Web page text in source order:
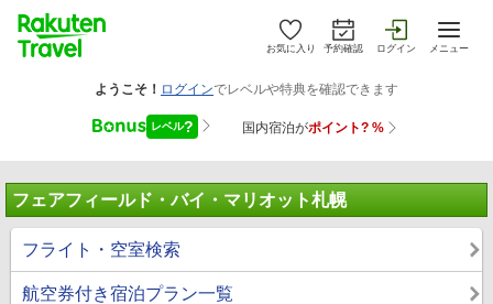
お気に入り 予約確認 ログイン メニュー
フェアフィールド・バイ・マリオット札幌
フライト・空室検索
航空券付き宿泊プラン一覧